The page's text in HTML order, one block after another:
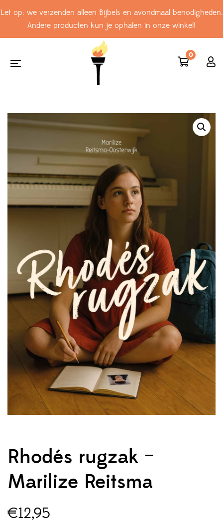
Let op: we verzenden alleen Bijbels en avondmaal benodigheden.
Andere producten kun je ophalen in onze winkel!
0
Rhodés rugzak –
Marilize Reitsma
€12,95